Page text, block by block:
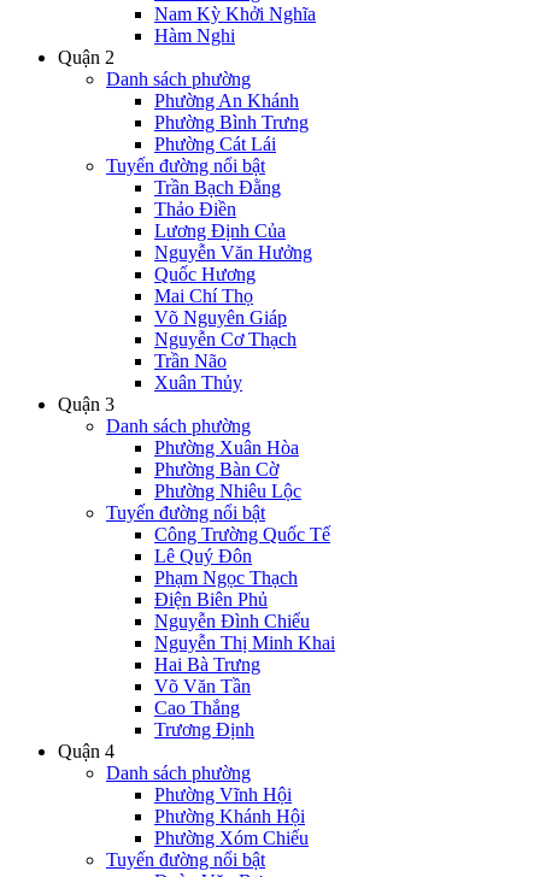
Nam Kỳ Khởi Nghĩa
Hàm Nghi
Quận 2
Danh sách phường
Phường An Khánh
Phường Bình Trưng
Phường Cát Lái
Tuyến đường nổi bật
Trần Bạch Đằng
Thảo Điền
Lương Định Của
Nguyễn Văn Hưởng
Quốc Hương
Mai Chí Thọ
Võ Nguyên Giáp
Nguyễn Cơ Thạch
Trần Não
Xuân Thủy
Quận 3
Danh sách phường
Phường Xuân Hòa
Phường Bàn Cờ
Phường Nhiêu Lộc
Tuyến đường nổi bật
Công Trường Quốc Tế
Lê Quý Đôn
Phạm Ngọc Thạch
Điện Biên Phủ
Nguyễn Đình Chiểu
Nguyễn Thị Minh Khai
Hai Bà Trưng
Võ Văn Tần
Cao Thắng
Trương Định
Quận 4
Danh sách phường
Phường Vĩnh Hội
Phường Khánh Hội
Phường Xóm Chiếu
Tuyến đường nổi bật